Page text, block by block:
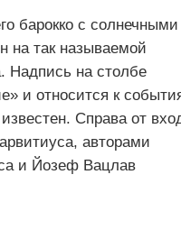
барокко с солнечными
на так называемой
Надпись на столбе
и относится к
Справа от
авторами
и Йозеф Вацлав